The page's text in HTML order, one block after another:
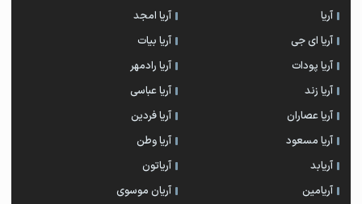
آریا
آریا امجد
آریا ای جی
آریا بیات
آریا پودات
آریا رادمهر
آریا زند
آریا عباسی
آریا عصاران
آریا فردین
آریا مسعود
آریا وطن
آریابد
آریاتون
آریامین
آریان موسوی